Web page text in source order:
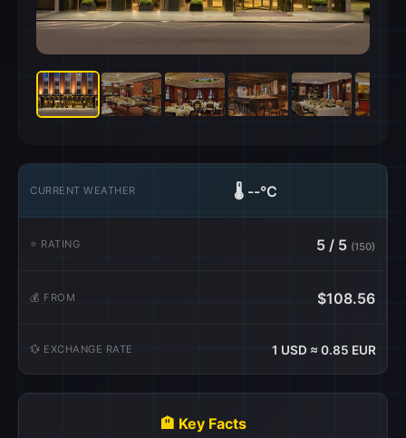
CURRENT WEATHER 🌡️ --°C
⭐ RATING 5 / 5 (150)
💰 FROM $108.56
💱 EXCHANGE RATE 1 USD ≈ 0.85 EUR
🏨 Key Facts